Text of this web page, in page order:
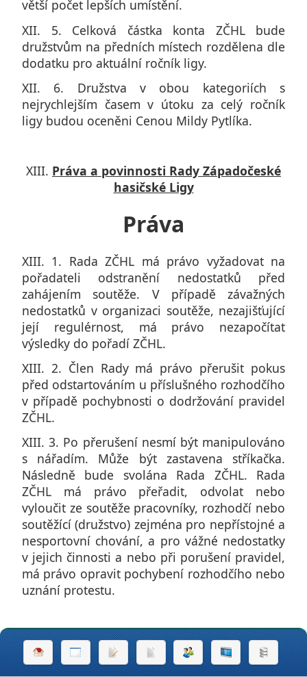
větší počet lepších umístění.
XII. 5. Celková částka konta ZČHL bude
družstvům na předních místech rozdělena dle
dodatku pro aktuální ročník ligy.
XII. 6. Družstva v obou kategoriích s
nejrychlejším časem v útoku za celý ročník
ligy budou oceněni Cenou Mildy Pytlíka.
XIII. Práva a povinnosti Rady Západočeské
hasičské Ligy
Práva
XIII. 1. Rada ZČHL má právo vyžadovat na
pořadateli odstranění nedostatků před
zahájením soutěže. V případě závažných
nedostatků v organizaci soutěže, nezajišťující
její regulérnost, má právo nezapočítat
výsledky do pořadí ZČHL.
XIII. 2. Člen Rady má právo přerušit pokus
před odstartováním u příslušného rozhodčího
v případě pochybnosti o dodržování pravidel
ZČHL.
XIII. 3. Po přerušení nesmí být manipulováno
s nářadím. Může být zastavena stříkačka.
Následně bude svolána Rada ZČHL. Rada
ZČHL má právo přeřadit, odvolat nebo
vyloučit ze soutěže pracovníky, rozhodčí nebo
soutěžící (družstvo) zejména pro nepřístojné a
nesportovní chování, a pro vážné nedostatky
v jejich činnosti a nebo při porušení pravidel,
má právo opravit pochybení rozhodčího nebo
uznání protestu.
Povinnosti